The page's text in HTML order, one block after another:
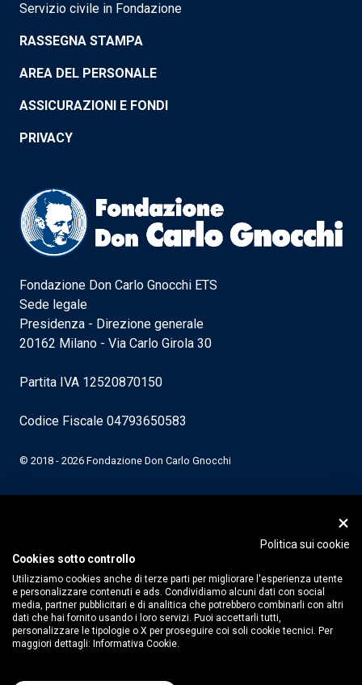
Servizio civile in Fondazione
RASSEGNA STAMPA
AREA DEL PERSONALE
ASSICURAZIONI E FONDI
PRIVACY
Fondazione Don Carlo Gnocchi ETS
Sede legale
Presidenza - Direzione generale
20162 Milano - Via Carlo Girola 30
Partita IVA 12520870150
Codice Fiscale 04793650583
© 2018 - 2026 Fondazione Don Carlo Gnocchi
Politica sui cookie
Cookies sotto controllo
Utilizziamo cookies anche di terze parti per migliorare l'esperienza utente
e personalizzare contenuti e ads. Condividiamo alcuni dati con social
media, partner pubblicitari e di analitica che potrebbero combinarli con altri
dati che hai fornito usando i loro servizi. Puoi accettarli tutti,
personalizzare le tipologie o X per proseguire coi soli cookie tecnici. Per
maggiori dettagli: Informativa Cookie.